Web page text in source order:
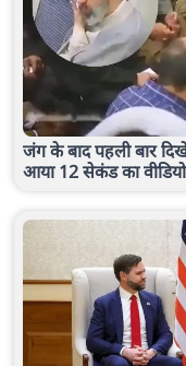
जंग के बाद पहली बार
आया 12 सेकंड का